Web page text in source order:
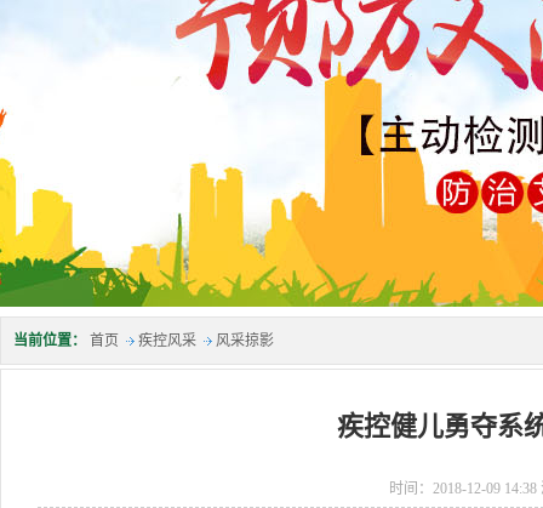
当前位置： 首页 疾控风采 风采掠影
疾控健儿勇夺系
时间：2018-12-09